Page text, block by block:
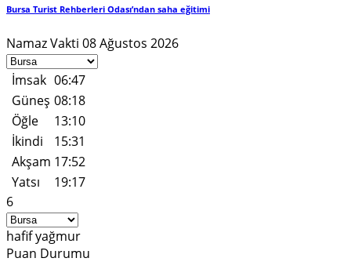
Bursa Turist Rehberleri Odası’ndan saha eğitimi
Namaz Vakti 08 Ağustos 2026
İmsak 06:47
Güneş 08:18
Öğle
13:10
İkindi
15:31
Akşam 17:52
Yatsı
19:17
6
hafif yağmur
Puan Durumu